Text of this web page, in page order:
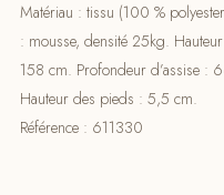
Matériau : tissu (100 %
: mousse, densité 25kg.
158 cm. Profondeur d’assise :
Hauteur des pieds : 5,5 cm.
Référence : 611330